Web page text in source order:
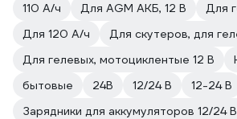
110 А/ч
Для AGM АКБ, 12 В
Для
Для 120 А/ч
Для скутеров, для
Для гелевых, мотоциклентые 12 В
бытовые
24В 12/24 В 12-24 В
Зарядники для аккумуляторов 12/24